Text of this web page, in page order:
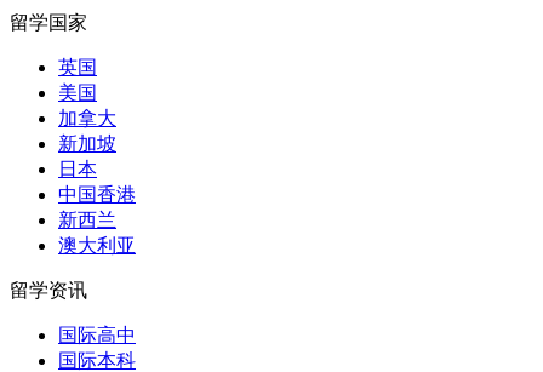
留学国家
英国
美国
加拿大
新加坡
日本
中国香港
新西兰
澳大利亚
留学资讯
国际高中
国际本科